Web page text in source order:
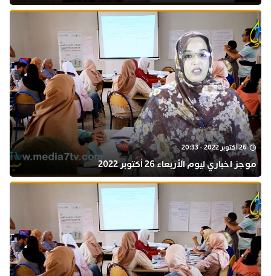
26 أكتوبر 2022 - 20:33
موجز اخباري ليوم الأربعاء 26 أكتوبر 2022